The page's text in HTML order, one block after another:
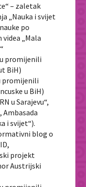
– zaletak
„Nauka i svijet
po
„Mala
promijenili
BiH)
promijenili
u BiH)
u Sarajevu“,
i svijet“).
blog o
projekt
Austrijski